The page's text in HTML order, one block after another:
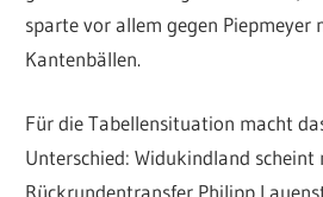
sparte vor allem gegen Piepmeyer
Kantenbällen.
Für die Tabellensituation macht
Unterschied: Widukindland scheint
Rückrundentransfer Philipp